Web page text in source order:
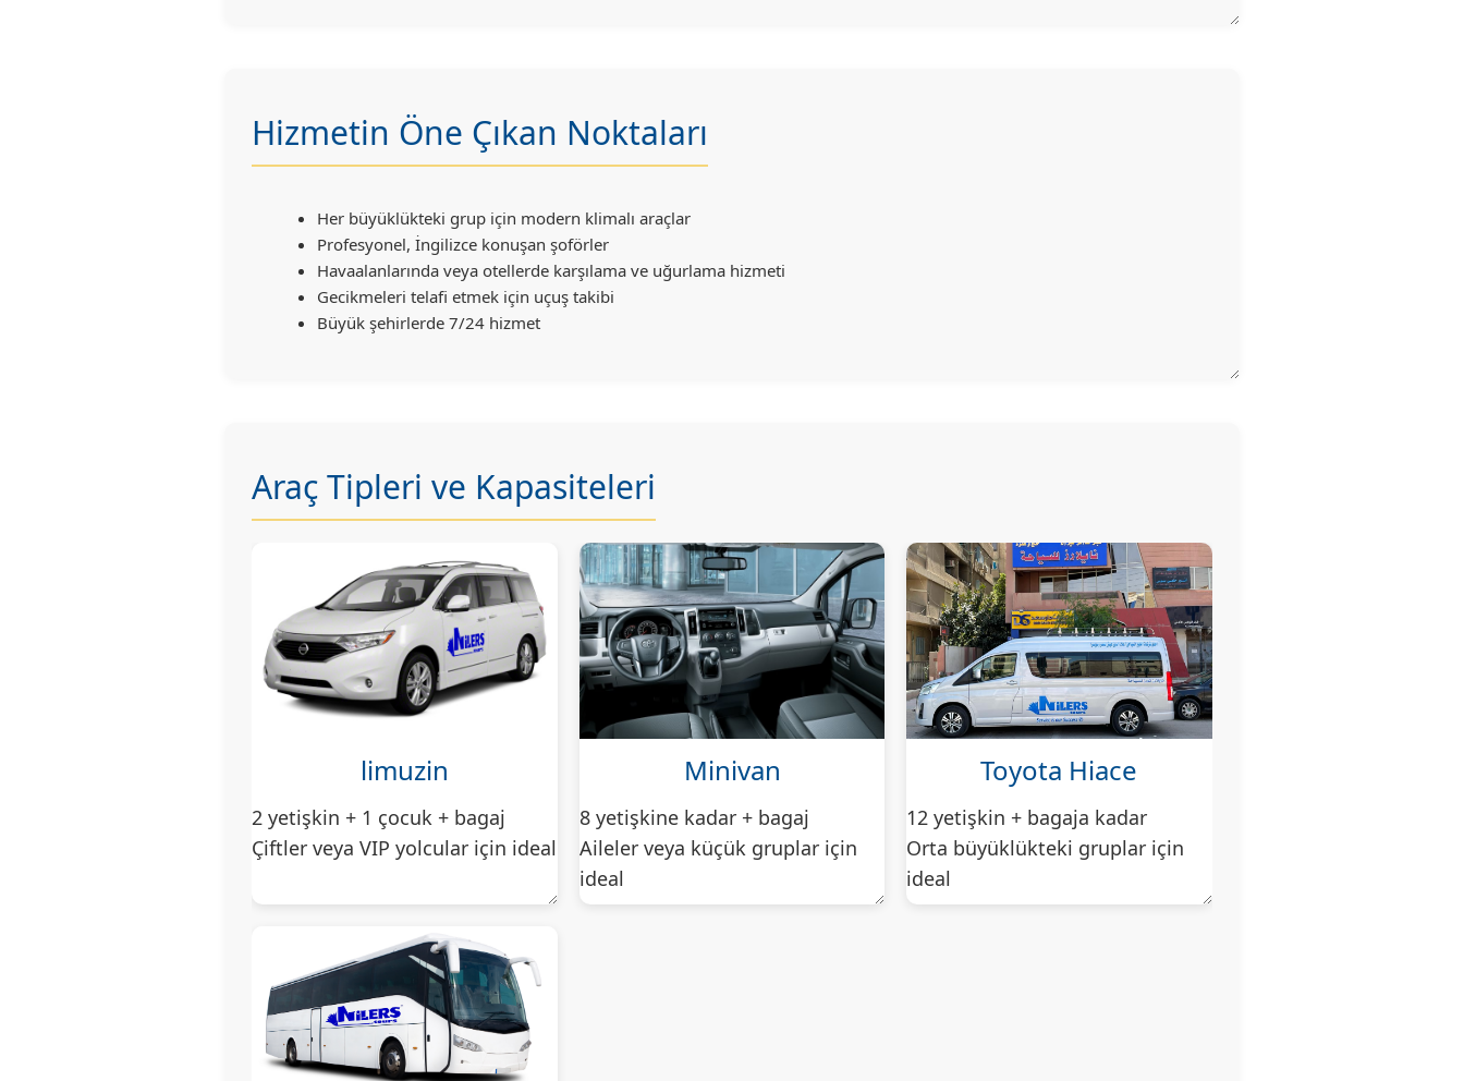
Hizmetin Öne Çıkan Noktaları
Her büyüklükteki grup için modern klimalı araçlar
Profesyonel, İngilizce konuşan şoförler
Havaalanlarında veya otellerde karşılama ve uğurlama hizmeti
Gecikmeleri telafi etmek için uçuş takibi
Büyük şehirlerde 7/24 hizmet
Araç Tipleri ve Kapasiteleri
limuzin
2 yetişkin + 1 çocuk + bagaj
Çiftler veya VIP yolcular için ideal
Minivan
8 yetişkine kadar + bagaj
Aileler veya küçük gruplar için
ideal
Toyota Hiace
12 yetişkin + bagaja kadar
Orta büyüklükteki gruplar için
ideal